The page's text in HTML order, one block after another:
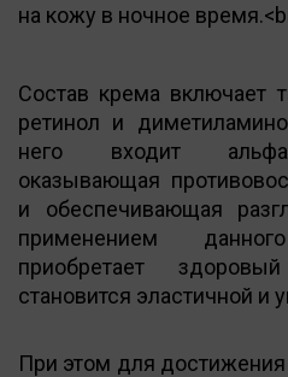
на кожу в ночное
Состав крема включает
ретинол и
него входит альфа-
оказывающая
и обеспечивающая
применением
приобретает
становится эластичной и
При этом для достижения